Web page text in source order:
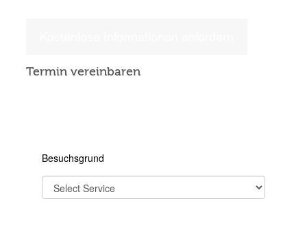
Termin vereinbaren